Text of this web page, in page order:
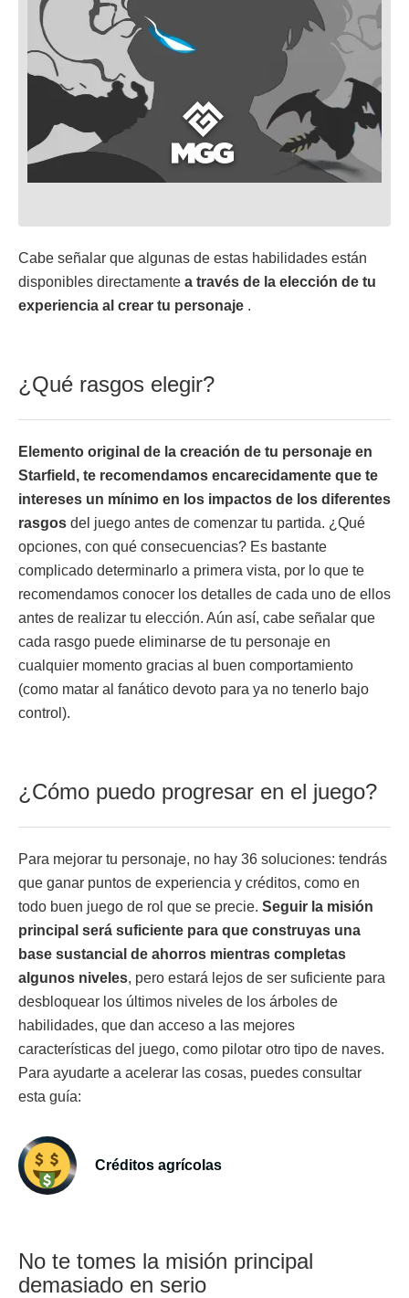
Cabe señalar que algunas de estas habilidades están
disponibles directamente a través de la elección de tu
experiencia al crear tu personaje .
¿Qué rasgos elegir?
Elemento original de la creación de tu personaje en
Starfield, te recomendamos encarecidamente que te
intereses un mínimo en los impactos de los diferentes
rasgos del juego antes de comenzar tu partida. ¿Qué
opciones, con qué consecuencias? Es bastante
complicado determinarlo a primera vista, por lo que te
recomendamos conocer los detalles de cada uno de ellos
antes de realizar tu elección. Aún así, cabe señalar que
cada rasgo puede eliminarse de tu personaje en
cualquier momento gracias al buen comportamiento
(como matar al fanático devoto para ya no tenerlo bajo
control).
¿Cómo puedo progresar en el juego?
Para mejorar tu personaje, no hay 36 soluciones: tendrás
que ganar puntos de experiencia y créditos, como en
todo buen juego de rol que se precie. Seguir la misión
principal será suficiente para que construyas una
base sustancial de ahorros mientras completas
algunos niveles, pero estará lejos de ser suficiente para
desbloquear los últimos niveles de los árboles de
habilidades, que dan acceso a las mejores
características del juego, como pilotar otro tipo de naves.
Para ayudarte a acelerar las cosas, puedes consultar
esta guía:
Créditos agrícolas
No te tomes la misión principal
demasiado en serio